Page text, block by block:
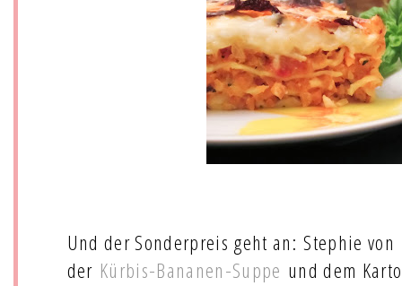
Und der Sonderpreis geht an: Stephie von
der Kürbis-Bananen-Suppe und dem